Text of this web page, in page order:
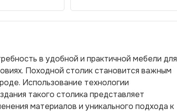
в удобной и практичной мебели для
Походной столик становится важным
Использование технологии
такого столика представляет
материалов и уникального подхода к